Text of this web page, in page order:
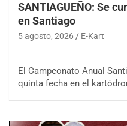
SANTIAGUEÑO: Se
en Santiago
5 agosto, 2026 E-Kart
El Campeonato Anual
quinta fecha en el